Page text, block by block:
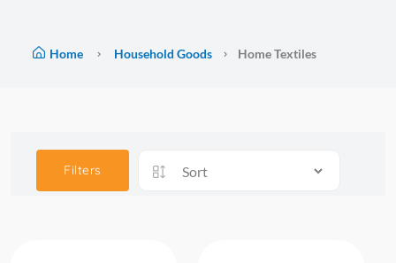
Home Household Goods Home Textiles
Filters